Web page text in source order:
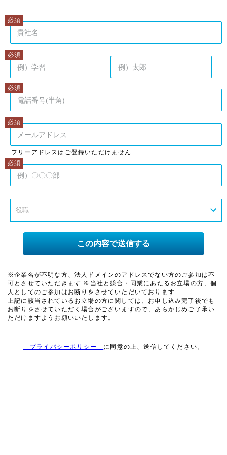
姓
フリーアドレスはご登録いただけません
※企業名が不明な方、法人ドメインのアドレスでない方のご参加は不
可とさせていただきます ※当社と競合・同業にあたるお立場の方、個
人としてのご参加はお断りをさせていただいております
上記に該当されているお立場の方に関しては、お申し込み完了後でも
お断りをさせていただく場合がございますので、あらかじめご了承い
ただけますようお願いいたします。
「プライバシーポリシー」 に同意の上、送信してください。